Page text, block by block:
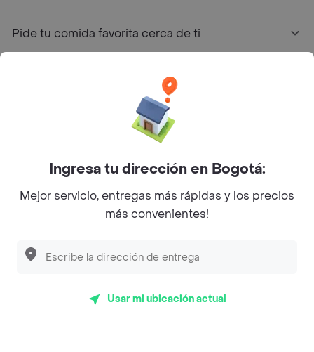
Pide tu comida favorita cerca de ti
Sobre Rappi
Facebook
TwitterInstagram
Ingresa tu dirección en Bogotá:
Mejor servicio, entregas más rápidas y los precios
más convenientes!
Usar mi ubicación actual